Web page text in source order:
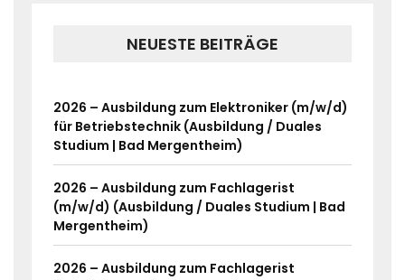
NEUESTE BEITRÄGE
2026 – Ausbildung zum Elektroniker (m/w/d)
für Betriebstechnik (Ausbildung / Duales
Studium | Bad Mergentheim)
2026 – Ausbildung zum Fachlagerist
(m/w/d) (Ausbildung / Duales Studium | Bad
Mergentheim)
2026 – Ausbildung zum Fachlagerist